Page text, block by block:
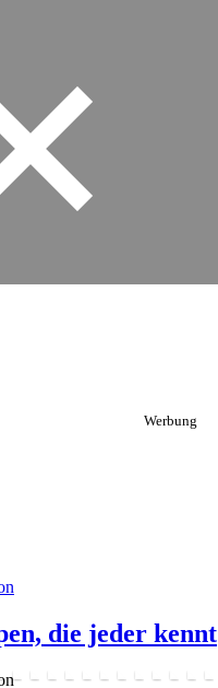
die jeder kennt